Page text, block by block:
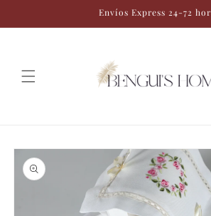
al contenido
Envíos Express 24-72
directamente
a la
información